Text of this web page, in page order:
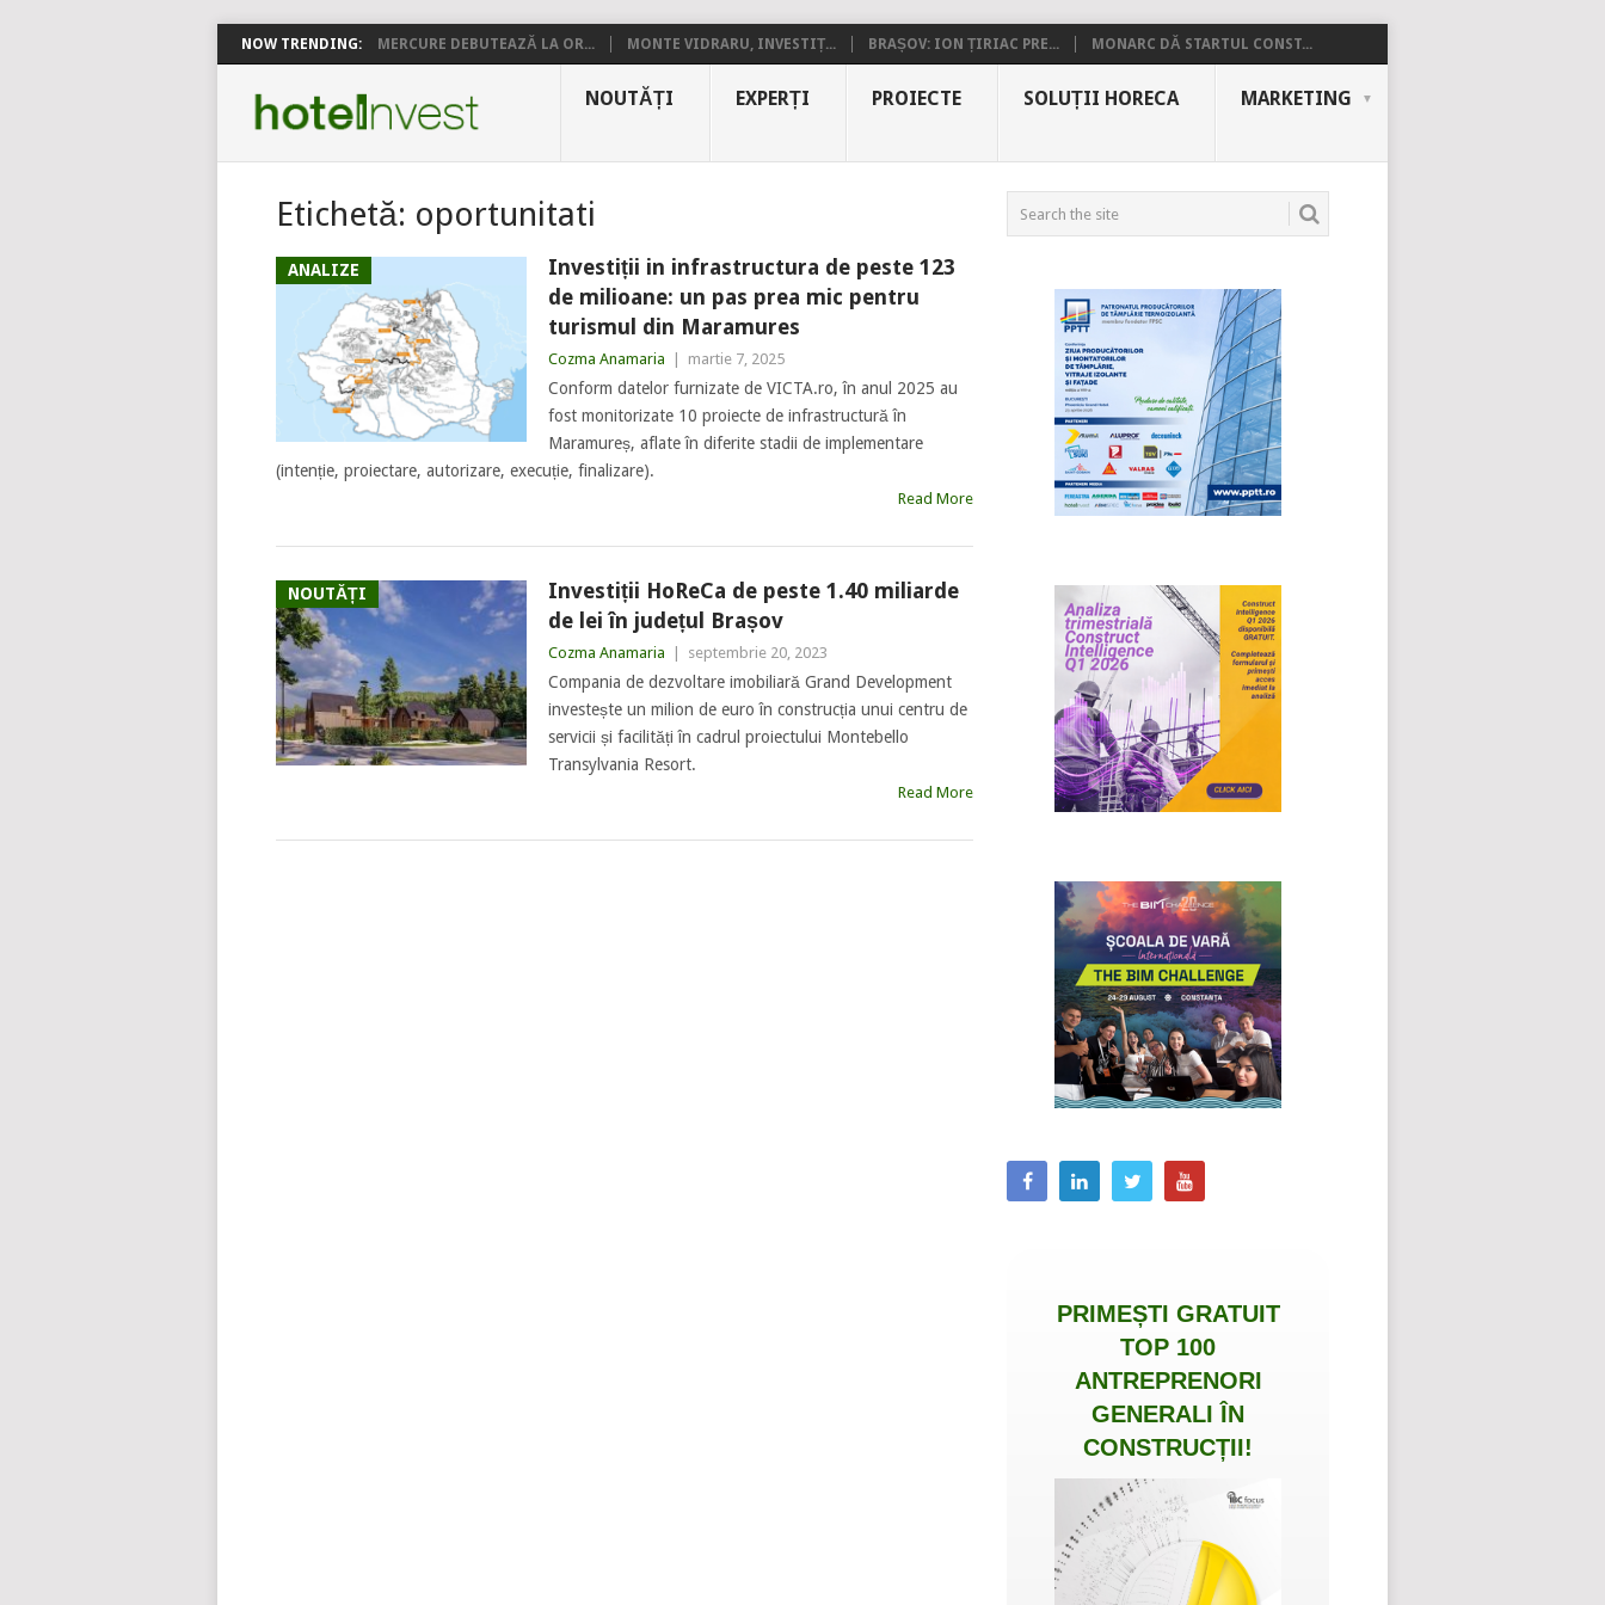
NOW TRENDING: MERCURE DEBUTEAZĂ LA OR... MONTE VIDRARU, INVESTIȚ... BRAȘOV: ION ȚIRIAC PRE... MONARC DĂ STARTUL CONST...
NOUTĂȚI EXPERȚI PROIECTE SOLUȚII HORECA MARKETING
Etichetă: oportunitati
ANALIZE
Investiții in infrastructura de peste 123
de milioane: un pas prea mic pentru
turismul din Maramures
Cozma Anamaria martie 7, 2025
Conform datelor furnizate de VICTA.ro, în anul 2025 au
fost monitorizate 10 proiecte de infrastructură în
Maramureș, aflate în diferite stadii de implementare
(intenție, proiectare, autorizare, execuție, finalizare).
Read More
NOUTĂȚI
Investiții HoReCa de peste 1.40 miliarde
de lei în județul Brașov
Cozma Anamaria septembrie 20, 2023
Compania de dezvoltare imobiliară Grand Development
investește un milion de euro în construcția unui centru de
servicii și facilități în cadrul proiectului Montebello
Transylvania Resort.
Read More
PRIMEȘTI GRATUIT
TOP 100
ANTREPRENORI
GENERALI ÎN
CONSTRUCȚII!